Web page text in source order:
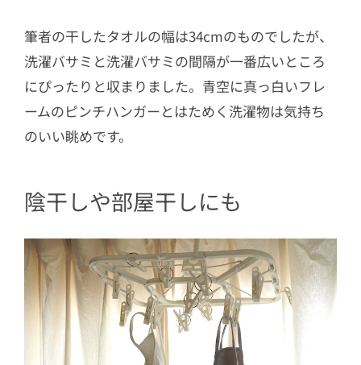
筆者の干したタオルの幅は34cmのものでしたが、
洗濯バサミと洗濯バサミの間隔が一番広いところ
にぴったりと収まりました。青空に真っ白いフレ
ームのピンチハンガーとはためく洗濯物は気持ち
のいい眺めです。
陰干しや部屋干しにも